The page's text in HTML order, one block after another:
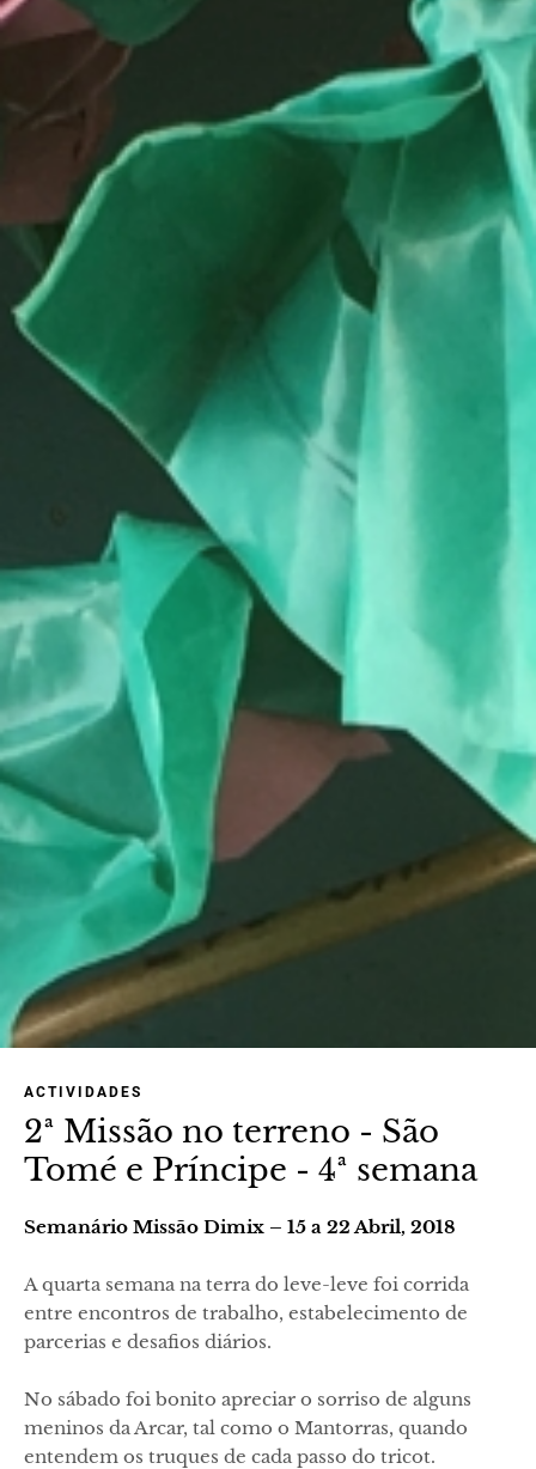
ACTIVIDADES
2ª Missão no terreno - São
Tomé e Príncipe - 4ª semana
Semanário Missão Dimix – 15 a 22 Abril, 2018
A quarta semana na terra do leve-leve foi corrida
entre encontros de trabalho, estabelecimento de
parcerias e desafios diários.
No sábado foi bonito apreciar o sorriso de alguns
meninos da Arcar, tal como o Mantorras, quando
entendem os truques de cada passo do tricot.